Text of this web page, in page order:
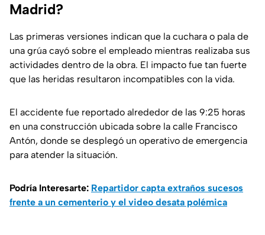
Madrid?
Las primeras versiones indican que la cuchara o pala de
una grúa cayó sobre el empleado mientras realizaba sus
actividades dentro de la obra. El impacto fue tan fuerte
que las heridas resultaron incompatibles con la vida.
El accidente fue reportado alrededor de las 9:25 horas
en una construcción ubicada sobre la calle Francisco
Antón, donde se desplegó un operativo de emergencia
para atender la situación.
Podría Interesarte: Repartidor capta extraños sucesos
frente a un cementerio y el video desata polémica